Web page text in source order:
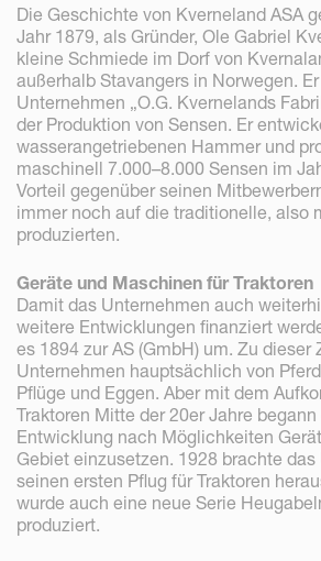
Die Geschichte von Kverneland ASA
Jahr 1879, als Gründer, Ole Gabriel
kleine Schmiede im Dorf von
außerhalb Stavangers in Norwegen.
Unternehmen „O.G. Kvernelands
der Produktion von Sensen. Er
wasserangetriebenen Hammer und
maschinell 7.000–8.000 Sensen im
Vorteil gegenüber seinen
immer noch auf die traditionelle, also
produzierten.
Geräte und Maschinen für Traktoren
Damit das Unternehmen auch
weitere Entwicklungen finanziert
es 1894 zur AS (GmbH) um. Zu
Unternehmen hauptsächlich von
Pflüge und Eggen. Aber mit dem
Traktoren Mitte der 20er Jahre
Entwicklung nach Möglichkeiten
Gebiet einzusetzen. 1928 brachte
seinen ersten Pflug für Traktoren
wurde auch eine neue Serie
produziert.